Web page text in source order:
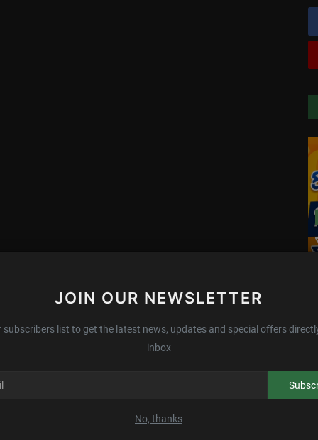
JOIN OUR NEWSLETTER
subscribers list to get the latest news, updates and special offers
inbox
No, thanks